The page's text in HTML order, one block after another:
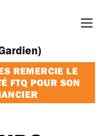
REMERCIE LE
FTQ POUR SON